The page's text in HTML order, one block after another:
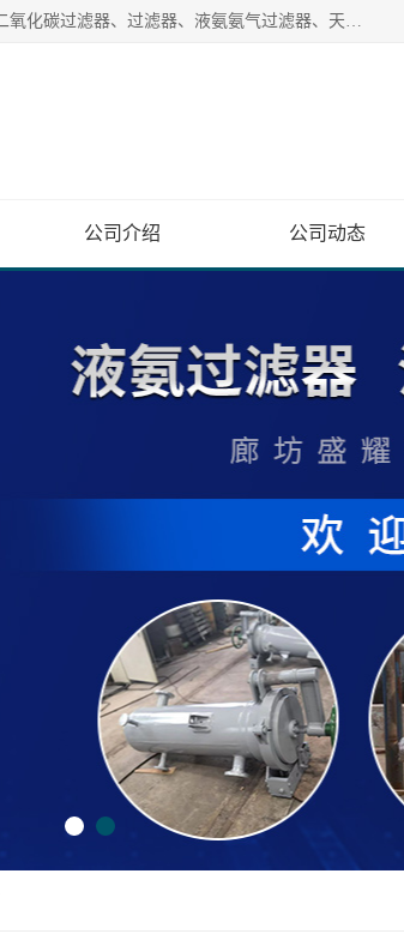
廊坊盛耀过滤设备有限公司主营产品：液氨过滤器、沼气过滤器、氨气分离器、二氧化碳过滤器、过滤器、液氨氨气过滤器、天然气过滤器、管道过滤器、*过滤器、液氨除油除水过滤器、氨气除油除水过滤器、焦炉煤气除焦油过滤器等。
公司介绍 公司动态